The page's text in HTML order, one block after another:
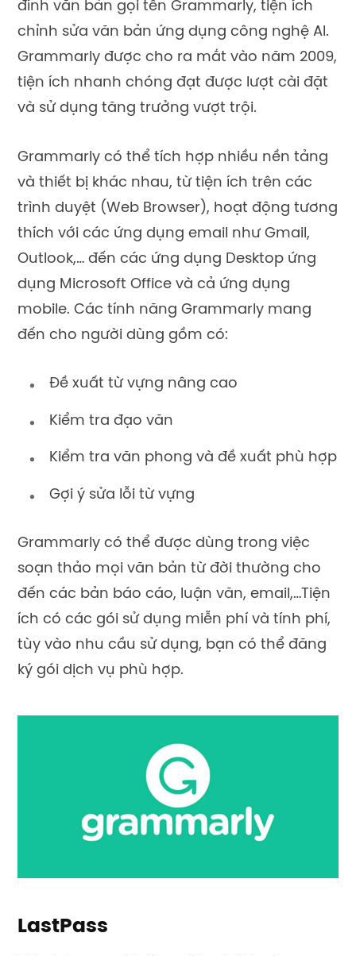
đính văn bản gọi tên Grammarly, tiện ích
chỉnh sửa văn bản ứng dụng công nghệ AI.
Grammarly được cho ra mắt vào năm 2009,
tiện ích nhanh chóng đạt được lượt cài đặt
và sử dụng tăng trưởng vượt trội.
Grammarly có thể tích hợp nhiều nền tảng
và thiết bị khác nhau, từ tiện ích trên các
trình duyệt (Web Browser), hoạt động tương
thích với các ứng dụng email như Gmail,
Outlook,… đến các ứng dụng Desktop ứng
dụng Microsoft Office và cả ứng dụng
mobile. Các tính năng Grammarly mang
đến cho người dùng gồm có:
Đề xuất từ vựng nâng cao
Kiểm tra đạo văn
Kiểm tra văn phong và đề xuất phù hợp
Gợi ý sửa lỗi từ vựng
Grammarly có thể được dùng trong việc
soạn thảo mọi văn bản từ đời thường cho
đến các bản báo cáo, luận văn, email,…Tiện
ích có các gói sử dụng miễn phí và tính phí,
tùy vào nhu cầu sử dụng, bạn có thể đăng
ký gói dịch vụ phù hợp.
LastPass